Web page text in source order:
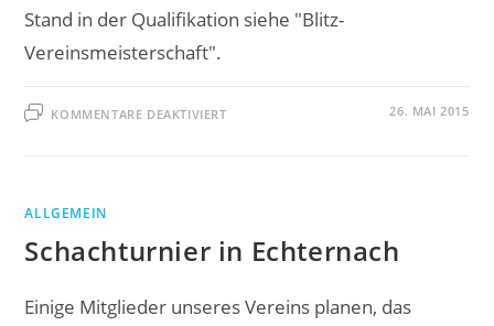
Stand in der Qualifikation siehe "Blitz-
Vereinsmeisterschaft".
KOMMENTARE DEAKTIVIERTFÜR 26. MAI 2015
ALLGEMEIN
Schachturnier in Echternach
Einige Mitglieder unseres Vereins planen, das